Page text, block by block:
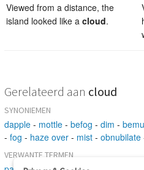
Viewed from a distance, the
island looked like a cloud.
Gerelateerd aan cloud
SYNONIEMEN
dapple - mottle - befog - dim -
- fog - haze over - mist - obnubilate
VERWANTE TERMEN